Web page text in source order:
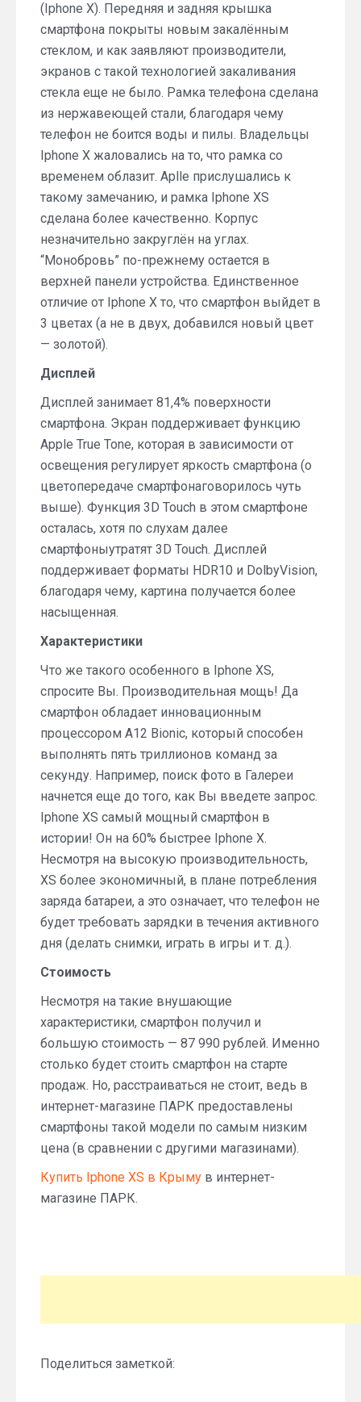
(Iphone X). Передняя и задняя крышка
смартфона покрыты новым закалённым
стеклом, и как заявляют производители,
экранов с такой технологией закаливания
стекла еще не было. Рамка телефона сделана
из нержавеющей стали, благодаря чему
телефон не боится воды и пилы. Владельцы
Iphone X жаловались на то, что рамка со
временем облазит. Aplle прислушались к
такому замечанию, и рамка Iphone XS
сделана более качественно. Корпус
незначительно закруглён на углах.
“Монобровь” по-прежнему остается в
верхней панели устройства. Единственное
отличие от Iphone X то, что смартфон выйдет в
3 цветах (а не в двух, добавился новый цвет
— золотой).
Дисплей
Дисплей занимает 81,4% поверхности
смартфона. Экран поддерживает функцию
Apple True Tone, которая в зависимости от
освещения регулирует яркость смартфона (о
цветопередаче смартфонаговорилось чуть
выше). Функция 3D Touch в этом смартфоне
осталась, хотя по слухам далее
смартфоныутратят 3D Touch. Дисплей
поддерживает форматы HDR10 и DolbyVision,
благодаря чему, картина получается более
насыщенная.
Характеристики
Что же такого особенного в Iphone XS,
спросите Вы. Производительная мощь! Да
смартфон обладает инновационным
процессором A12 Bionic, который способен
выполнять пять триллионов команд за
секунду. Например, поиск фото в Галереи
начнется еще до того, как Вы введете запрос.
Iphone XS самый мощный смартфон в
истории! Он на 60% быстрее Iphone X.
Несмотря на высокую производительность,
XS более экономичный, в плане потребления
заряда батареи, а это означает, что телефон не
будет требовать зарядки в течения активного
дня (делать снимки, играть в игры и т. д.).
Стоимость
Несмотря на такие внушающие
характеристики, смартфон получил и
большую стоимость — 87 990 рублей. Именно
столько будет стоить смартфон на старте
продаж. Но, расстраиваться не стоит, ведь в
интернет-магазине ПАРК предоставлены
смартфоны такой модели по самым низким
цена (в сравнении с другими магазинами).
Купить Iphone XS в Крыму в интернет-
магазине ПАРК.
Поделиться заметкой: